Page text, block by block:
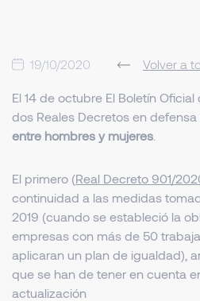
19/10/2020 Volver a
El 14 de octubre El Boletín
dos Reales Decretos en defensa
entre hombres y mujeres
El primero (Real Decreto 901/
continuidad a las medidas
2019 (cuando se estableció la
empresas con más de 50
aplicaran un plan de igualdad),
que se han de tener en cuenta
actualización